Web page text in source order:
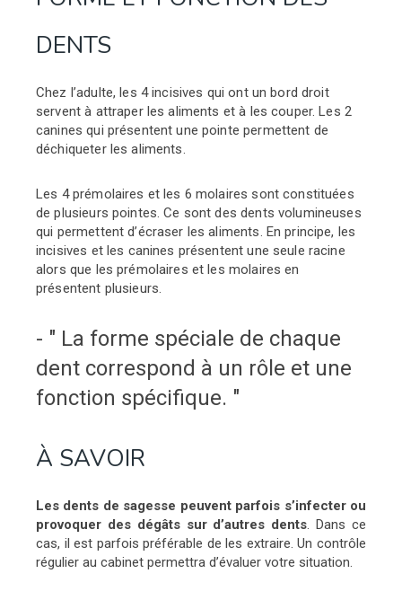
DENTS
Chez l’adulte, les 4 incisives qui ont un bord droit
servent à attraper les aliments et à les couper. Les 2
canines qui présentent une pointe permettent de
déchiqueter les aliments.
Les 4 prémolaires et les 6 molaires sont constituées
de plusieurs pointes. Ce sont des dents volumineuses
qui permettent d’écraser les aliments. En principe, les
incisives et les canines présentent une seule racine
alors que les prémolaires et les molaires en
présentent plusieurs.
- " La forme spéciale de chaque
dent correspond à un rôle et une
fonction spécifique. "
À SAVOIR
Les dents de sagesse peuvent parfois s’infecter ou
provoquer des dégâts sur d’autres dents. Dans ce
cas, il est parfois préférable de les extraire. Un contrôle
régulier au cabinet permettra d’évaluer votre situation.